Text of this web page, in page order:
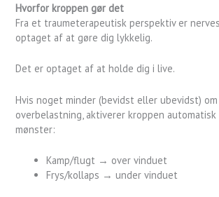
Hvorfor kroppen gør det
Fra et traumeterapeutisk perspektiv er
optaget af at gøre dig lykkelig.
Det er optaget af at holde dig i live.
Hvis noget minder (bevidst eller ubevidst)
overbelastning, aktiverer kroppen
mønster:
Kamp/flugt → over vinduet
Frys/kollaps → under vinduet